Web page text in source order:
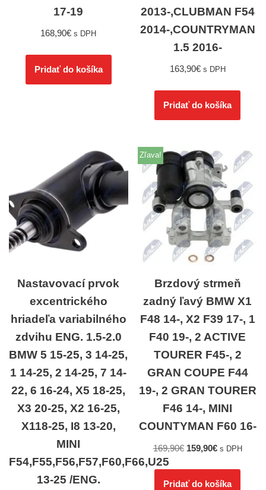
17-19
168,90€ s DPH
Pridať do košíka
2013-,CLUBMAN F54
2014-,COUNTRYMAN
1.5 2016-
163,90€ s DPH
Pridať do košíka
Nastavovací prvok
excentrického
hriadeľa variabilného
zdvihu ENG. 1.5-2.0
BMW 5 15-25, 3 14-25,
1 14-25, 2 14-25, 7 14-
22, 6 16-24, X5 18-25,
X3 20-25, X2 16-25,
X118-25, I8 13-20,
MINI
F54,F55,F56,F57,F60,F66,U25
13-25 /ENG.
Zľava!
Brzdový strmeň
zadný ľavý BMW X1
F48 14-, X2 F39 17-, 1
F40 19-, 2 ACTIVE
TOURER F45-, 2
GRAN COUPE F44
19-, 2 GRAN TOURER
F46 14-, MINI
COUNTYMAN F60 16-
169,90€ 159,90€ s DPH
Pridať do košíka